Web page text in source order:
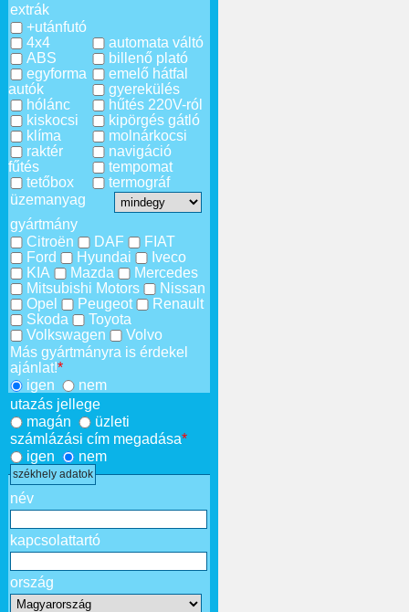
extrák
+utánfutó
4x4
ABS
egyforma
autók
hólánc
kiskocsi
klíma
raktér
fűtés
tetőbox
automata váltó
billenő plató
emelő hátfal
gyerekülés
hűtés 220V-ról
kipörgés gátló
molnárkocsi
navigáció
tempomat
termográf
üzemanyag
gyártmány
Citroën
DAF
FIAT
Ford
Hyundai
Iveco
KIA
Mazda
Mercedes
Mitsubishi Motors
Nissan
Opel
Peugeot
Renault
Skoda
Toyota
Volkswagen
Volvo
Más gyártmányra is érdekel
ajánlat!*
igen
nem
utazás jellege
magán
üzleti
számlázási cím megadása*
igen
nem
székhely adatok
név
kapcsolattartó
ország